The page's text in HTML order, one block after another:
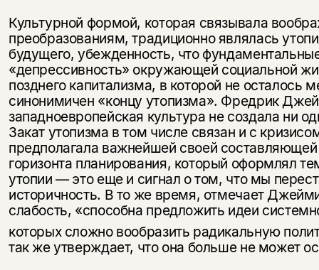
Культурной формой, которая связывала
преобразованиям, традиционно являлась
будущего, убежденность, что
«депрессивность» окружающей социальной
позднего капитализма, в которой не осталось
синонимичен «концу утопизма». Фредрик
западноевропейская культура не создала ни
Закат утопизма в том числе связан и с
предполагала важнейшей своей
горизонта планирования, который оформлял
утопии — это еще и сигнал о том, что мы
историчность. В то же время, отмечает
слабость, «способна предложить идеи
которых сложно вообразить радикальную
так же утверждает, что она больше не может